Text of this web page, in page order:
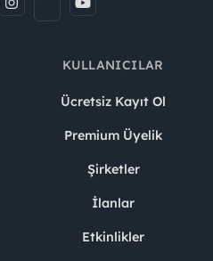
KULLANICILAR
Ücretsiz Kayıt Ol
Premium Üyelik
Şirketler
İlanlar
Etkinlikler